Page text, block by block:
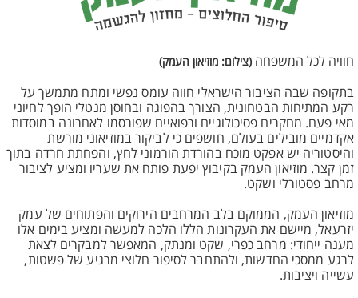
חוויה לכל המשפחה (צילום: מוזיאון העמק)
בתקופה שבה הציבור הישראלי חווה עומס נפשי ומתח מתמשך על
רקע המתיחות הבטחונית, הצורך בהפוגה ובחוסן מנטלי הופך לחיוני
מאי פעם. מחקרים פסיכולוגיים ורפואיים שפורסמו לאחרונה במוסדות
אקדמיים מובילים בעולם, חושפים כי לביקור במוזיאוני מורשת
והיסטוריה יש אפקט מוכח בהורדת הורמוני לחץ, והפחתת חרדה בתוך
זמן קצר. מוזיאון העמק בקיבוץ יפעת פותח את שעריו ומציע לציבור
מרחב פסטורלי ושקט.
מוזיאון העמק, הממוקם בלב המרחבים הירוקים והפתוחים של עמק
יזרעאל, מיישם את העקרונות הללו הלכה למעשה ומציע בימים אלו
מענה ייחודי: מרחב כפרי, שקט ומנתק, המאפשר למבקרים לצאת
לרגע ממסכי החדשות, ולהתחבר לסיפור חלוצי מרגיע של פשטות,
עשייה ויציבות.